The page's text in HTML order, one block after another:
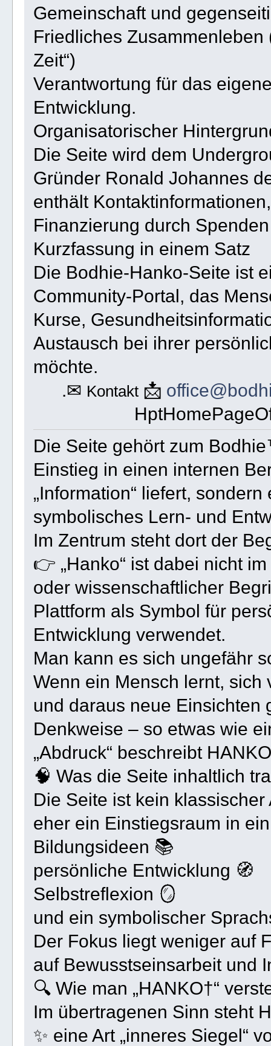
Gemeinschaft und
Friedliches Zusammenleben
Zeit“)
Verantwortung für das
Entwicklung.
Organisatorischer
Die Seite wird dem
Gründer Ronald Johannes
enthält
Finanzierung durch
Kurzfassung in einem Satz
Die Bodhie-Hanko-Seite ist
Community-Portal, das
Kurse,
Austausch bei ihrer
möchte.
.✉ Kontakt 📩
Die Seite gehört zum
Einstieg in einen internen
„Information“ liefert,
symbolisches Lern- und
Im Zentrum steht dort der
👉 „Hanko“ ist dabei nicht
oder wissenschaftlicher
Plattform als Symbol für
Entwicklung verwendet.
Man kann es sich ungefähr
Wenn ein Mensch lernt,
und daraus neue Einsichten
Denkweise – so etwas wie
„Abdruck“ beschreibt
🧠 Was die Seite inhaltlich
Die Seite ist kein
eher ein Einstiegsraum in
Bildungsideen 📚
persönliche Entwicklung 🧭
Selbstreflexion 🪞
und ein symbolischer
Der Fokus liegt weniger auf
auf Bewusstseinsarbeit und
🔍 Wie man „HANKO†“
Im übertragenen Sinn steht
✨ eine Art „inneres Siegel“